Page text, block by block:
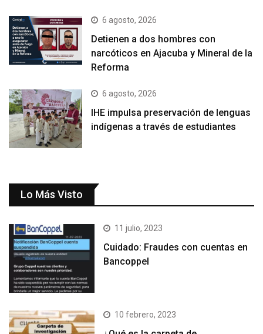
6 agosto, 2026
Detienen a dos hombres con
narcóticos en Ajacuba y Mineral de la
Reforma
6 agosto, 2026
IHE impulsa preservación de lenguas
indígenas a través de estudiantes
Lo Más Visto
11 julio, 2023
Cuidado: Fraudes con cuentas en
Bancoppel
10 febrero, 2023